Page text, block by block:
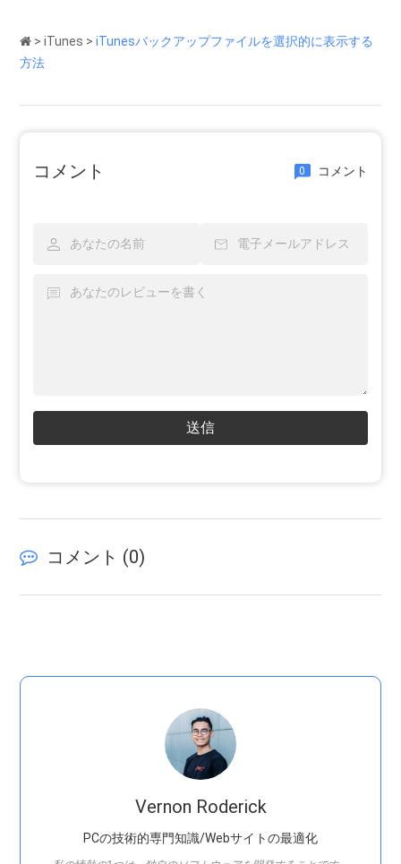
>iTunes >iTunesバックアップファイルを選択的に表示する
方法
コメント 0 コメント
送信
コメント (0)
Vernon Roderick
PCの技術的専門知識/Webサイトの最適化